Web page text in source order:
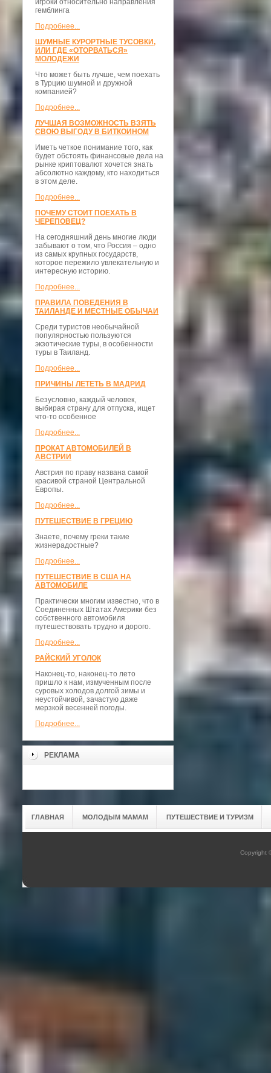
игроки относительно направления
гемблинга
Подробнее...
ШУМНЫЕ КУРОРТНЫЕ ТУСОВКИ,
ИЛИ ГДЕ «ОТОРВАТЬСЯ»
МОЛОДЕЖИ
Что может быть лучше, чем поехать
в Турцию шумной и дружной
компанией?
Подробнее...
ЛУЧШАЯ ВОЗМОЖНОСТЬ ВЗЯТЬ
СВОЮ ВЫГОДУ В БИТКОИНОМ
Иметь четкое понимание того, как
будет обстоять финансовые дела на
рынке криптовалют хочется знать
абсолютно каждому, кто находиться
в этом деле.
Подробнее...
ПОЧЕМУ СТОИТ ПОЕХАТЬ В
ЧЕРЕПОВЕЦ?
На сегодняшний день многие люди
забывают о том, что Россия – одно
из самых крупных государств,
которое пережило увлекательную и
интересную историю.
Подробнее...
ПРАВИЛА ПОВЕДЕНИЯ В
ТАИЛАНДЕ И МЕСТНЫЕ ОБЫЧАИ
Среди туристов необычайной
популярностью пользуются
экзотические туры, в особенности
туры в Таиланд.
Подробнее...
ПРИЧИНЫ ЛЕТЕТЬ В МАДРИД
Безусловно, каждый человек,
выбирая страну для отпуска, ищет
что-то особенное
Подробнее...
ПРОКАТ АВТОМОБИЛЕЙ В
АВСТРИИ
Австрия по праву названа самой
красивой страной Центральной
Европы.
Подробнее...
ПУТЕШЕСТВИЕ В ГРЕЦИЮ
Знаете, почему греки такие
жизнерадостные?
Подробнее...
ПУТЕШЕСТВИЕ В США НА
АВТОМОБИЛЕ
Практически многим известно, что в
Соединенных Штатах Америки без
собственного автомобиля
путешествовать трудно и дорого.
Подробнее...
РАЙСКИЙ УГОЛОК
Наконец-то, наконец-то лето
пришло к нам, измученным после
суровых холодов долгой зимы и
неустойчивой, зачастую даже
мерзкой весенней погоды.
Подробнее...
РЕКЛАМА
ГЛАВНАЯ МОЛОДЫМ МАМАМ ПУТЕШЕСТВИЕ И ТУРИЗМ
Copyright